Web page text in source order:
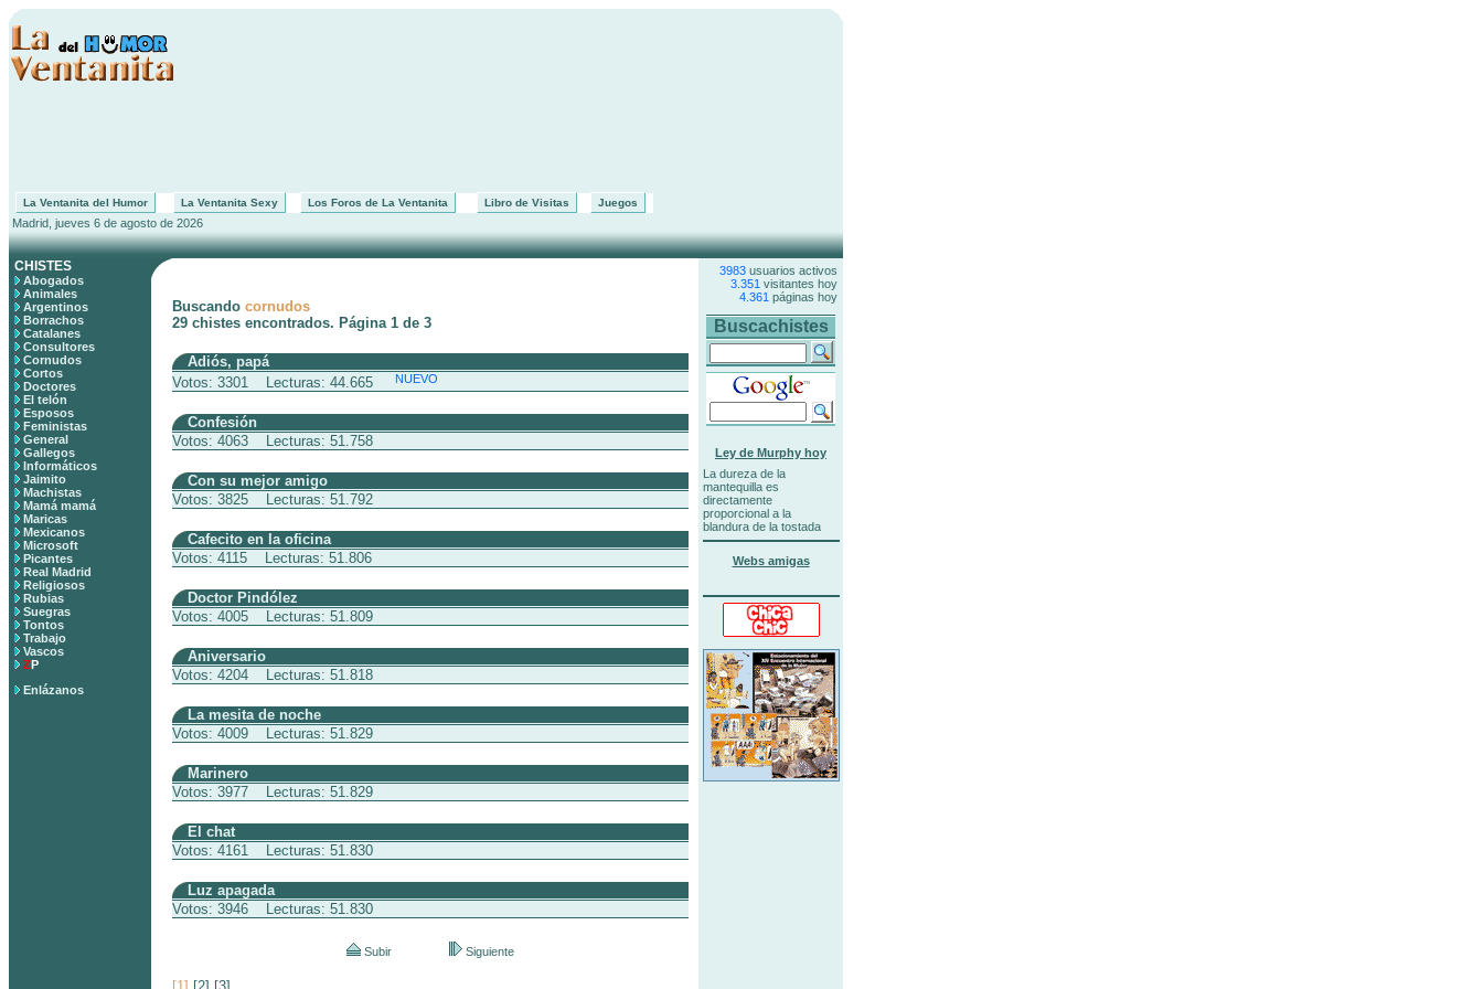
La Ventanita del Humor La Ventanita Sexy Los Foros de La Ventanita Libro de Visitas Juegos
Madrid, jueves 6 de agosto de 2026
CHISTES
Abogados
Animales
Argentinos
Borrachos
Catalanes
Consultores
Cornudos
Cortos
Doctores
El telón
Esposos
Feministas
General
Gallegos
Informáticos
Jaimito
Machistas
Mamá mamá
Maricas
Mexicanos
Microsoft
Picantes
Real Madrid
Religiosos
Rubias
Suegras
Tontos
Trabajo
Vascos
ZP
Enlázanos
Buscando cornudos
29 chistes encontrados. Página 1 de 3
Adiós, papá
Votos: 3301 Lecturas: 44.665
NUEVO
Confesión
Votos: 4063 Lecturas: 51.758
Con su mejor amigo
Votos: 3825 Lecturas: 51.792
Cafecito en la oficina
Votos: 4115 Lecturas: 51.806
Doctor Pindólez
Votos: 4005 Lecturas: 51.809
Aniversario
Votos: 4204 Lecturas: 51.818
La mesita de noche
Votos: 4009 Lecturas: 51.829
Marinero
Votos: 3977 Lecturas: 51.829
El chat
Votos: 4161 Lecturas: 51.830
Luz apagada
Votos: 3946 Lecturas: 51.830
Subir Siguiente
3983 usuarios activos
3.351 visitantes hoy
4.361 páginas hoy
Buscachistes
Ley de Murphy hoy
La dureza de la
mantequilla es
directamente
proporcional a la
blandura de la tostada
Webs amigas